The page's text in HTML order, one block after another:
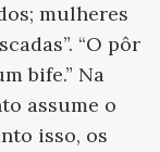
mulheres
“O pôr
bife.” Na
assume o
isso, os